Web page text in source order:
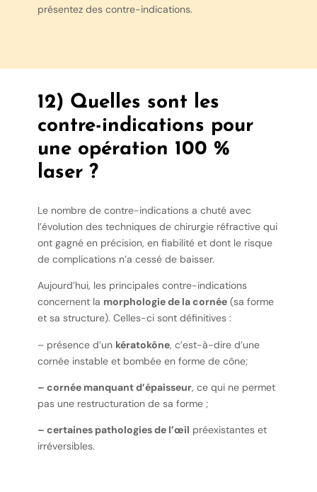
présentez des contre-indications.
12) Quelles sont les
contre-indications pour
une opération 100 %
laser ?
Le nombre de contre-indications a chuté avec
l’évolution des techniques de chirurgie réfractive qui
ont gagné en précision, en fiabilité et dont le risque
de complications n’a cessé de baisser.
Aujourd’hui, les principales contre-indications
concernent la morphologie de la cornée(sa forme
et sa structure). Celles-ci sont définitives :
– présence d’un kératokône, c’est-à-dire d’une
cornée instable et bombée en forme de cône;
– cornée manquant d’épaisseur, ce qui ne permet
pas une restructuration de sa forme ;
– certaines pathologies de l’œil préexistantes et
irréversibles.